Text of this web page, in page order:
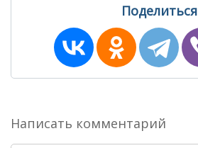
Поделиться
Написать комментарий